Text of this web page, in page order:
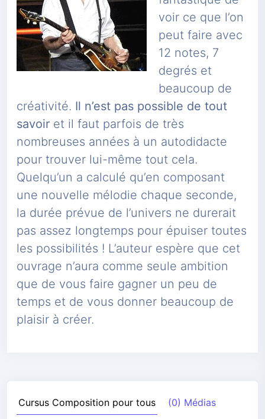
voir ce que l’on
peut faire avec
12 notes, 7
degrés et
beaucoup de
créativité. Il n’est pas possible de tout
savoir et il faut parfois de très
nombreuses années à un autodidacte
pour trouver lui-même tout cela.
Quelqu’un a calculé qu’en composant
une nouvelle mélodie chaque seconde,
la durée prévue de l’univers ne durerait
pas assez longtemps pour épuiser toutes
les possibilités ! L’auteur espère que cet
ouvrage n’aura comme seule ambition
que de vous faire gagner un peu de
temps et de vous donner beaucoup de
plaisir à créer.
Cursus Composition pour tous (0) Médias